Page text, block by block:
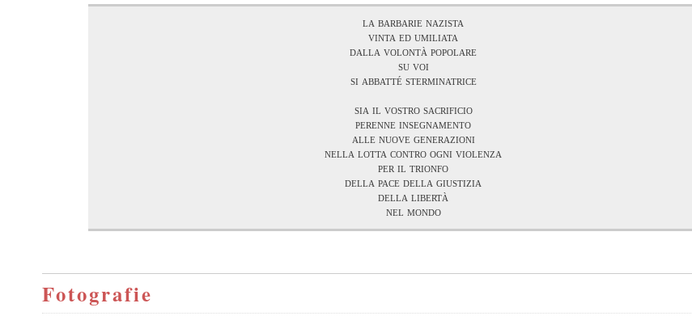
la barbarie nazista
vinta ed umiliata
dalla volontà popolare
su voi
si abbatté sterminatrice
sia il vostro sacrificio
perenne insegnamento
alle nuove generazioni
nella lotta contro ogni violenza
per il trionfo
della pace della giustizia
della libertà
nel mondo
Fotografie